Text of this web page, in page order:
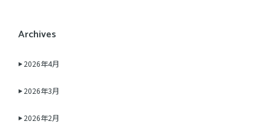
Archives
2026年4月
2026年3月
2026年2月